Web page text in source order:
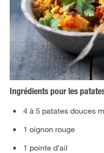
Ingrédients pour les
4 à 5 patates douces
1 oignon rouge
1 pointe d’ail